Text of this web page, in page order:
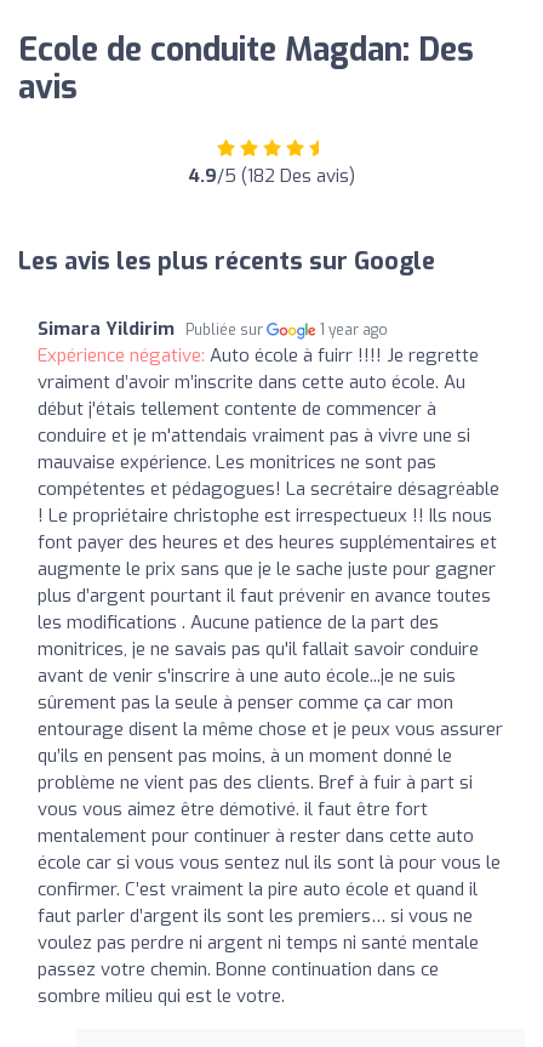
Ecole de conduite Magdan: Des
avis
4.9/5 (182 Des avis)
Les avis les plus récents sur Google
Simara Yildirim Publiée sur 1 year ago
Expérience négative: Auto école à fuirr !!!! Je regrette
vraiment d’avoir m’inscrite dans cette auto école. Au
début j'étais tellement contente de commencer à
conduire et je m'attendais vraiment pas à vivre une si
mauvaise expérience. Les monitrices ne sont pas
compétentes et pédagogues! La secrétaire désagréable
! Le propriétaire christophe est irrespectueux !! Ils nous
font payer des heures et des heures supplémentaires et
augmente le prix sans que je le sache juste pour gagner
plus d’argent pourtant il faut prévenir en avance toutes
les modifications . Aucune patience de la part des
monitrices, je ne savais pas qu'il fallait savoir conduire
avant de venir s'inscrire à une auto école...je ne suis
sûrement pas la seule à penser comme ça car mon
entourage disent la même chose et je peux vous assurer
qu’ils en pensent pas moins, à un moment donné le
problème ne vient pas des clients. Bref à fuir à part si
vous vous aimez être démotivé. il faut être fort
mentalement pour continuer à rester dans cette auto
école car si vous vous sentez nul ils sont là pour vous le
confirmer. C’est vraiment la pire auto école et quand il
faut parler d’argent ils sont les premiers… si vous ne
voulez pas perdre ni argent ni temps ni santé mentale
passez votre chemin. Bonne continuation dans ce
sombre milieu qui est le votre.